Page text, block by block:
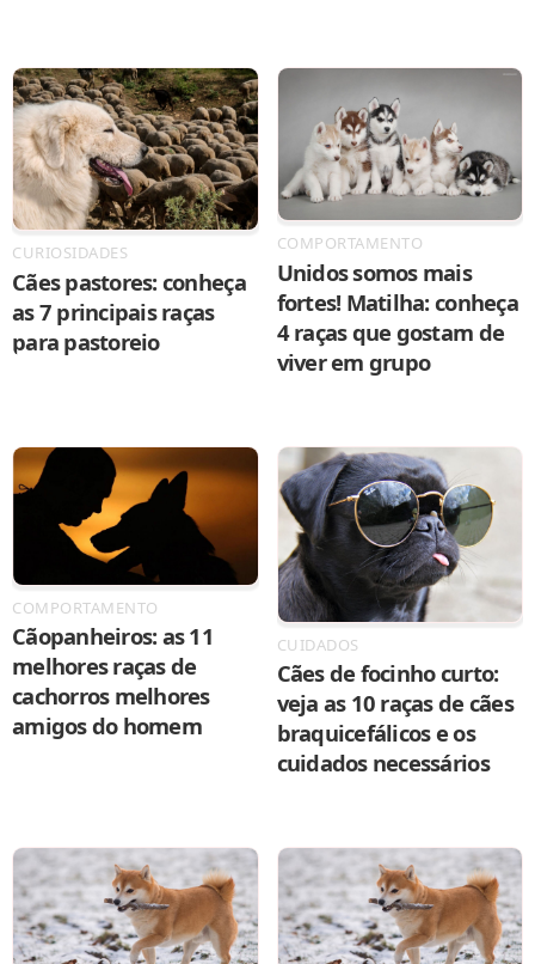
CURIOSIDADES
Cães pastores: conheça
as 7 principais raças
para pastoreio
COMPORTAMENTO
Unidos somos mais
fortes! Matilha: conheça
4 raças que gostam de
viver em grupo
COMPORTAMENTO
Cãopanheiros: as 11
melhores raças de
cachorros melhores
amigos do homem
CUIDADOS
Cães de focinho curto:
veja as 10 raças de cães
braquicefálicos e os
cuidados necessários